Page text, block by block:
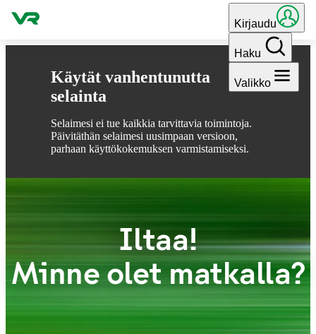
Käytät vanhentunutta
selainta
Selaimesi ei tue kaikkia tarvittavia toimintoja.
Päivitäthän selaimesi uusimpaan versioon,
parhaan käyttökokemuksen varmistamiseksi.
Hyppää sisältöön
Kirjaudu
Haku
Valikko
Iltaa!
Minne olet matkalla?